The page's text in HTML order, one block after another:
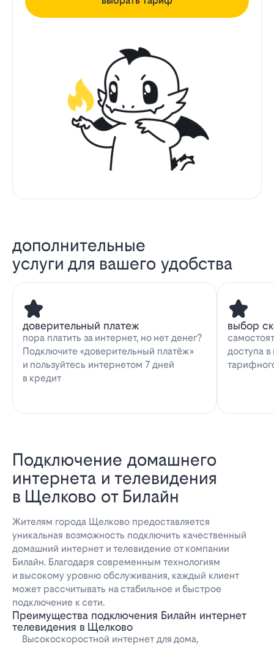
дополнительные
услуги для вашего удобства
доверительный платеж
пора платить за интернет, но нет денег?
Подключите «доверительный платёж»
и пользуйтесь интернетом 7 дней
в кредит
выбор
доступа
Подключение домашнего
интернета и телевидения
в Щелково от Билайн
Жителям города Щелково предоставляется
уникальная возможность подключить качественный
домашний интернет и телевидение от компании
Билайн. Благодаря современным технологиям
и высокому уровню обслуживания, каждый клиент
может рассчитывать на стабильное и быстрое
подключение к сети.
Преимущества подключения Билайн интернет
телевидения в Щелково
Высокоскоростной интернет для дома,